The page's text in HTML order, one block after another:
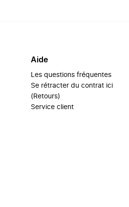
Aide
Les questions fréquentes
Se rétracter du contrat ici
(Retours)
Service client